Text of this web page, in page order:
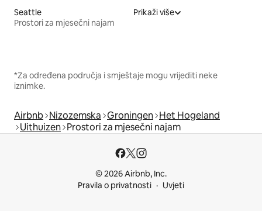
Seattle
Prostori za mjesečni najam
Prikaži više
*Za određena područja i smještaje mogu vrijediti neke
iznimke.
Airbnb Nizozemska Groningen Het Hogeland
Uithuizen Prostori za mjesečni najam
© 2026 Airbnb, Inc.
Pravila o privatnosti
Uvjeti